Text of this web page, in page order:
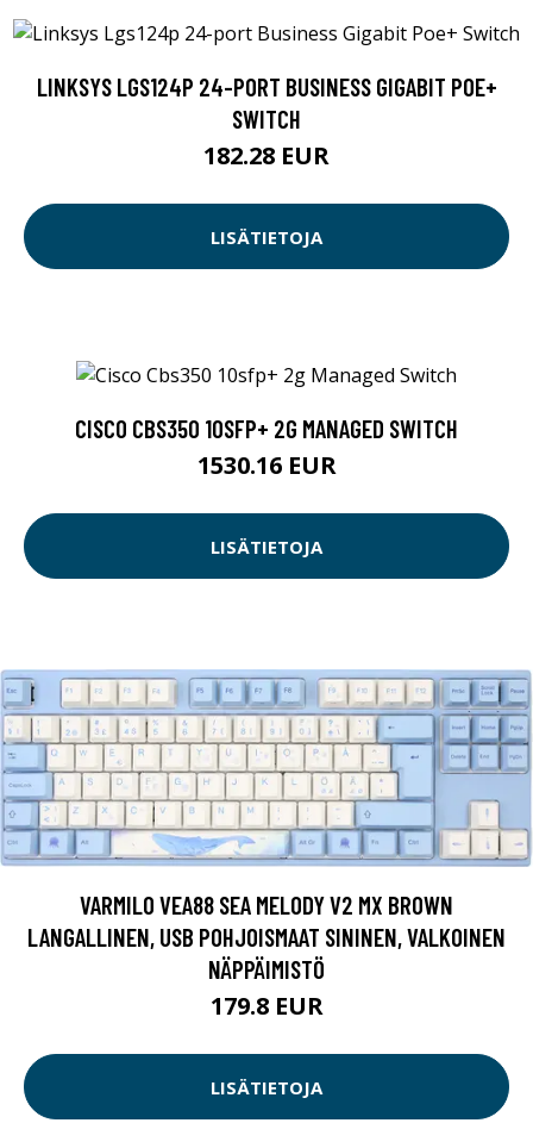
LINKSYS LGS124P 24-PORT BUSINESS GIGABIT POE+
SWITCH
182.28 EUR
LISÄTIETOJA
CISCO CBS350 10SFP+ 2G MANAGED SWITCH
1530.16 EUR
LISÄTIETOJA
VARMILO VEA88 SEA MELODY V2 MX BROWN
LANGALLINEN, USB POHJOISMAAT SININEN, VALKOINEN
NÄPPÄIMISTÖ
179.8 EUR
LISÄTIETOJA